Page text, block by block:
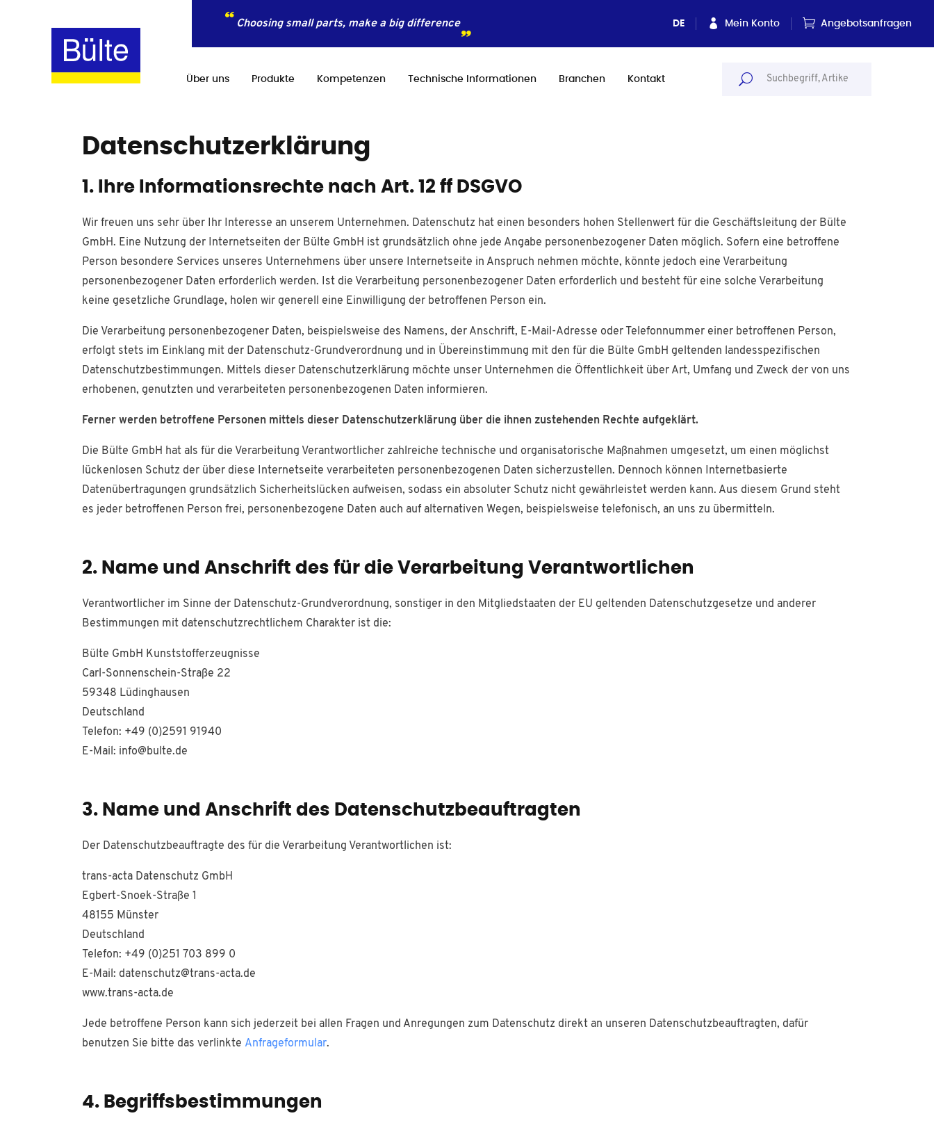
Choosing small parts, make a big difference DE Mein Konto Angebotsanfragen
Über uns Produkte Kompetenzen Technische Informationen Branchen Kontakt
Datenschutzerklärung
1. Ihre Informationsrechte nach Art. 12 ff DSGVO
Wir freuen uns sehr über Ihr Interesse an unserem Unternehmen. Datenschutz hat einen besonders hohen Stellenwert für die Geschäftsleitung der Bülte
GmbH. Eine Nutzung der Internetseiten der Bülte GmbH ist grundsätzlich ohne jede Angabe personenbezogener Daten möglich. Sofern eine betroffene
Person besondere Services unseres Unternehmens über unsere Internetseite in Anspruch nehmen möchte, könnte jedoch eine Verarbeitung
personenbezogener Daten erforderlich werden. Ist die Verarbeitung personenbezogener Daten erforderlich und besteht für eine solche Verarbeitung
keine gesetzliche Grundlage, holen wir generell eine Einwilligung der betroffenen Person ein.
Die Verarbeitung personenbezogener Daten, beispielsweise des Namens, der Anschrift, E-Mail-Adresse oder Telefonnummer einer betroffenen Person,
erfolgt stets im Einklang mit der Datenschutz-Grundverordnung und in Übereinstimmung mit den für die Bülte GmbH geltenden landesspezifischen
Datenschutzbestimmungen. Mittels dieser Datenschutzerklärung möchte unser Unternehmen die Öffentlichkeit über Art, Umfang und Zweck der von uns
erhobenen, genutzten und verarbeiteten personenbezogenen Daten informieren.
Ferner werden betroffene Personen mittels dieser Datenschutzerklärung über die ihnen zustehenden Rechte aufgeklärt.
Die Bülte GmbH hat als für die Verarbeitung Verantwortlicher zahlreiche technische und organisatorische Maßnahmen umgesetzt, um einen möglichst
lückenlosen Schutz der über diese Internetseite verarbeiteten personenbezogenen Daten sicherzustellen. Dennoch können Internetbasierte
Datenübertragungen grundsätzlich Sicherheitslücken aufweisen, sodass ein absoluter Schutz nicht gewährleistet werden kann. Aus diesem Grund steht
es jeder betroffenen Person frei, personenbezogene Daten auch auf alternativen Wegen, beispielsweise telefonisch, an uns zu übermitteln.
2. Name und Anschrift des für die Verarbeitung Verantwortlichen
Verantwortlicher im Sinne der Datenschutz-Grundverordnung, sonstiger in den Mitgliedstaaten der EU geltenden Datenschutzgesetze und anderer
Bestimmungen mit datenschutzrechtlichem Charakter ist die:
Bülte GmbH Kunststofferzeugnisse
Carl-Sonnenschein-Straße 22
59348 Lüdinghausen
Deutschland
Telefon: +49 (0)2591 91940
E-Mail: info@bulte.de
3. Name und Anschrift des Datenschutzbeauftragten
Der Datenschutzbeauftragte des für die Verarbeitung Verantwortlichen ist:
trans-acta Datenschutz GmbH
Egbert-Snoek-Straße 1
48155 Münster
Deutschland
Telefon: +49 (0)251 703 899 0
E-Mail: datenschutz@trans-acta.de
www.trans-acta.de
Jede betroffene Person kann sich jederzeit bei allen Fragen und Anregungen zum Datenschutz direkt an unseren Datenschutzbeauftragten, dafür
benutzen Sie bitte das verlinkte Anfrageformular.
4. Begriffsbestimmungen